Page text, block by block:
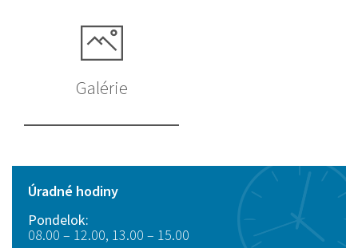
Galérie
Úradné hodiny
Pondelok:
08.00 – 12.00, 13.00 – 15.00